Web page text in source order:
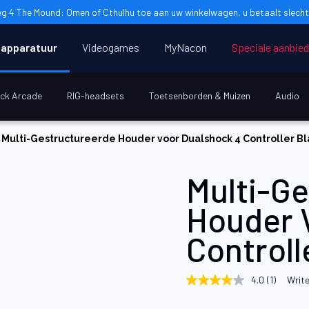
4 The Mound: Omen of Cthulhu toe aan uw winkelwagen, u betaalt
Arcade RIG-headsets Toetsenborden & Muizen Audio
Videogames MyNacon Speciale
Multi-Gestructureerde Houder voor Dualshock 4 Controller
Multi-
Houder
4.0
4.0 (1)